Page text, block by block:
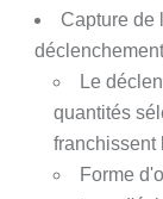
Capture de
Le
quantités
franchissent
Forme